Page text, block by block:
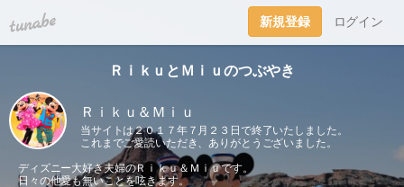
tuna.be 新規登録 ログイン
ＲｉｋｕとＭｉｕのつぶやき
Ｒｉｋｕ＆Ｍｉｕ
当サイトは２０１７年７月２３日で終了いたしました。
これまでご愛読いただき、ありがとうございました。
ディズニー大好き夫婦のＲｉｋｕ＆Ｍｉｕです。
日々の他愛も無いことを呟きます。